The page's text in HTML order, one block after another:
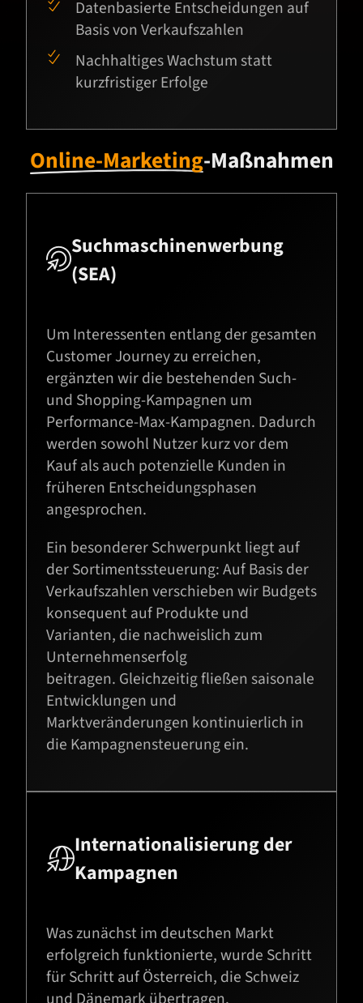
Datenbasierte Entscheidungen auf
Basis von Verkaufszahlen
Nachhaltiges Wachstum statt
kurzfristiger Erfolge
Online-Marketing-Maßnahmen
Suchmaschinenwerbung
(SEA)
Um Interessenten entlang der gesamten
Customer Journey zu erreichen,
ergänzten wir die bestehenden Such-
und Shopping-Kampagnen um
Performance-Max-Kampagnen. Dadurch
werden sowohl Nutzer kurz vor dem
Kauf als auch potenzielle Kunden in
früheren Entscheidungsphasen
angesprochen.
Ein besonderer Schwerpunkt liegt auf
der Sortimentssteuerung: Auf Basis der
Verkaufszahlen verschieben wir Budgets
konsequent auf Produkte und
Varianten, die nachweislich zum
Unternehmenserfolg
beitragen. Gleichzeitig fließen saisonale
Entwicklungen und
Marktveränderungen kontinuierlich in
die Kampagnensteuerung ein.
Internationalisierung der
Kampagnen
Was zunächst im deutschen Markt
erfolgreich funktionierte, wurde Schritt
für Schritt auf Österreich, die Schweiz